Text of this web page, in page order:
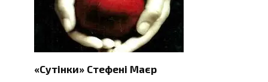
«Сутінки» Стефені Маєр